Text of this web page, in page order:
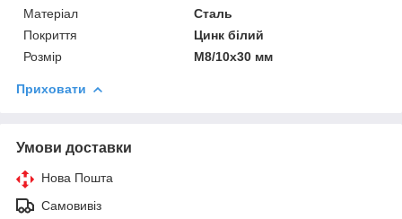
Матеріал
Сталь
Покриття
Цинк білий
Розмір
М8/10х30 мм
Приховати
Умови доставки
Нова Пошта
Самовивіз